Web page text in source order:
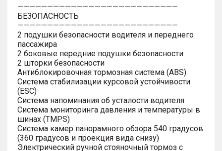
———————————————————————————
БЕЗОПАСНОСТЬ
———————————————————————————
2 подушки безопасности водителя и переднего
пассажира
2 боковые передние подушки безопасности
2 шторки безопасности
Антиблокировочная тормозная система (ABS)
Система стабилизации курсовой устойчивости
(ESC)
Система напоминания об усталости водителя
Система мониторинга давления и температуры в
шинах (TMPS)
Система камер панорамного обзора 540 градусов
(360 градусов и проекция вида снизу)
Электрический ручной стояночный тормоз с